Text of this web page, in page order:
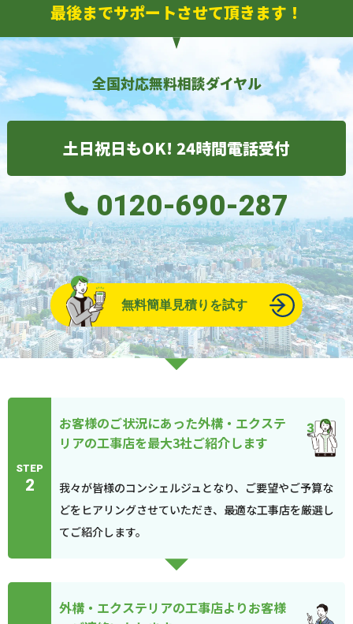
最後までサポートさせて頂きます！
全国対応無料相談ダイヤル
土日祝日もOK! 24時間電話受付
0120-690-287
無料簡単見積りを試す
STEP
2
お客様のご状況にあった外構・エクステ
リアの工事店を最大3社ご紹介します
我々が皆様のコンシェルジュとなり、ご要望やご予算な
どをヒアリングさせていただき、最適な工事店を厳選し
てご紹介します。
外構・エクステリアの工事店よりお客様